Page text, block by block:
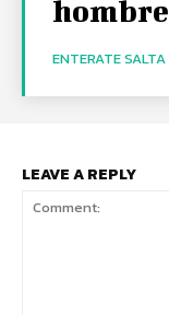
hombre
ENTERATE SALTA
LEAVE A REPLY